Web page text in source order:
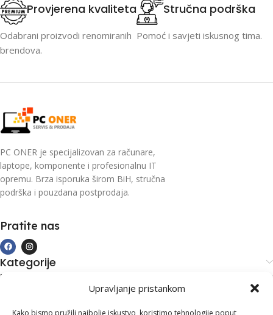
Upravljanje pristankom
Kako bismo pružili najbolje iskustvo, koristimo tehnologije poput
Provjerena kvaliteta
Odabrani proizvodi renomiranih
brendova.
Stručna podrška
Pomoć i savjeti iskusnog tima.
PC ONER je specijalizovan za računare,
laptope, komponente i profesionalnu IT
opremu. Brza isporuka širom BiH, stručna
podrška i pouzdana postprodaja.
Pratite nas
Kategorije
Kupovina i podrška
Kontakt informacije